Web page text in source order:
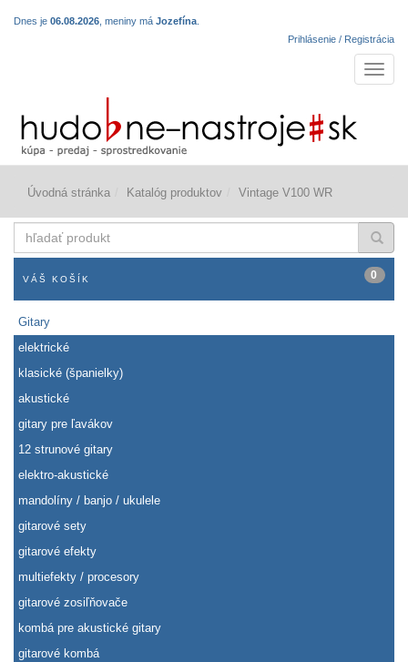
Dnes je 06.08.2026 , meniny má Jozefína
Prihlásenie / Registrácia
Úvodná stránka Katalóg produktov Vintage V100 WR
produkt
VÁŠ KOŠÍK 0
Gitary
elektrické
klasické (španielky)
akustické
gitary pre ľavákov
12 strunové gitary
elektro-akustické
mandolíny / banjo / ukulele
gitarové sety
gitarové efekty
multiefekty / procesory
gitarové zosiľňovače
kombá pre akustické gitary
gitarové kombá